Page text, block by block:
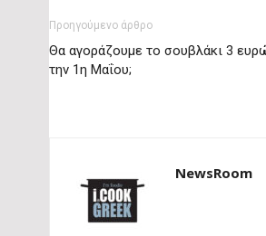
Προηγούμενο άρθρο
Θα αγοράζουμε το σουβλάκι 3
την 1η Μαΐου;
NewsRoom